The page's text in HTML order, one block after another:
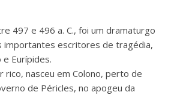
497 e 496 a. C., foi um dramaturgo
importantes escritores de tragédia,
e Eurípides.
rico, nasceu em Colono, perto de
de Péricles, no apogeu da